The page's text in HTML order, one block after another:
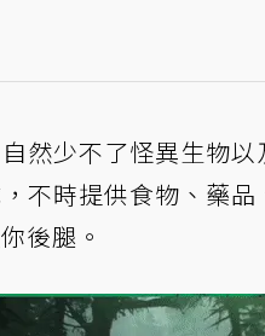
然少不了怪異生物
不時提供食物、藥
後腿。